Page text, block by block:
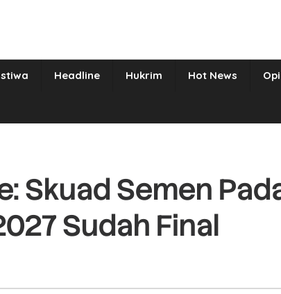
Headline Hukrim Hot News
Skuad Semen
Sudah Final